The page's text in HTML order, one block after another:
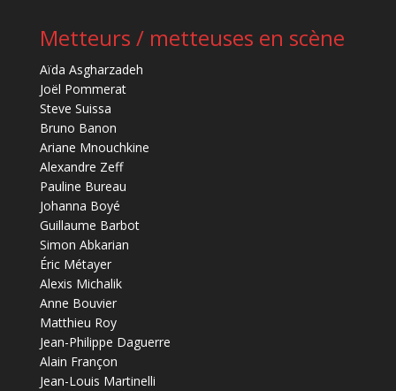
Metteurs / metteuses en scène
Aïda Asgharzadeh
Joël Pommerat
Steve Suissa
Bruno Banon
Ariane Mnouchkine
Alexandre Zeff
Pauline Bureau
Johanna Boyé
Guillaume Barbot
Simon Abkarian
Éric Métayer
Alexis Michalik
Anne Bouvier
Matthieu Roy
Jean-Philippe Daguerre
Alain Françon
Jean-Louis Martinelli